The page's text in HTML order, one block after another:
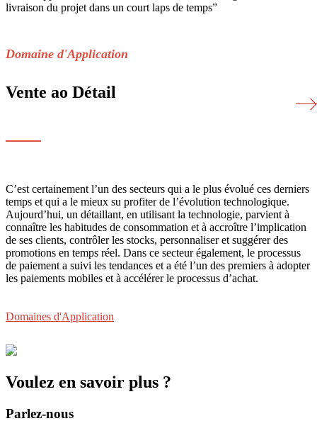
livraison du projet dans un court laps de temps”
Domaine d'Application
Vente ao Détail
C’est certainement l’un des secteurs qui a le plus évolué ces derniers
temps et qui a le mieux su profiter de l’évolution technologique.
Aujourd’hui, un détaillant, en utilisant la technologie, parvient à
connaître les habitudes de consommation et à accroître l’implication
de ses clients, contrôler les stocks, personnaliser et suggérer des
promotions en temps réel. Dans ce secteur également, le processus
de paiement a suivi les tendances et a été l’un des premiers à adopter
les paiements mobiles et à accélérer le processus d’achat.
Domaines d'Application
Voulez en savoir plus ?
Parlez-nous